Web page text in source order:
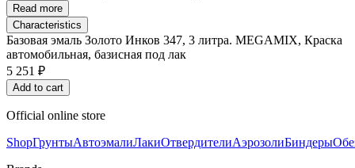
Read more
Characteristics
Базовая эмаль Золото Инков 347, 3 литра. MEGAMIX, Краска
автомобильная, базисная под лак
5 251 ₽
Add to cart
Official online store
ShopГрунтыАвтоэмалиЛакиОтвердителиАэрозолиБиндеры